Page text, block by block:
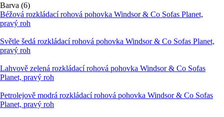
Barva (6)
Béžová rozkládací rohová pohovka Windsor & Co Sofas Planet,
pravý roh
Světle šedá rozkládací rohová pohovka Windsor & Co Sofas Planet,
pravý roh
Lahvově zelená rozkládací rohová pohovka Windsor & Co Sofas
Planet, pravý roh
Petrolejově modrá rozkládací rohová pohovka Windsor & Co Sofas
Planet, pravý roh